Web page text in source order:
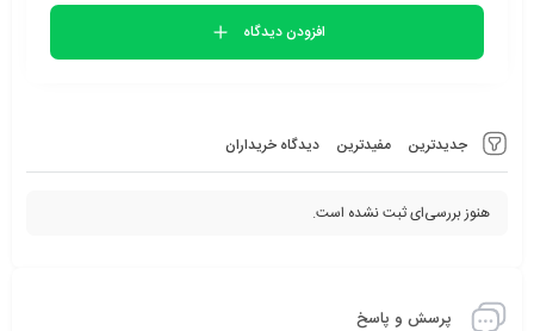
جدیدترین مفیدترین دیدگاه خریداران
هنوز بررسی‌ای ثبت نشده است.
افزودن دیدگاه
پرسش و پاسخ